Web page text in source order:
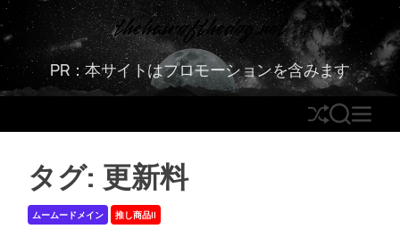
S
k
t
c
thehairofthedog.net
PR：本サイトはプロモーションを含みます
S
h
S
E
M
E
タグ: 更新料
ムームードメイン 推し商品II